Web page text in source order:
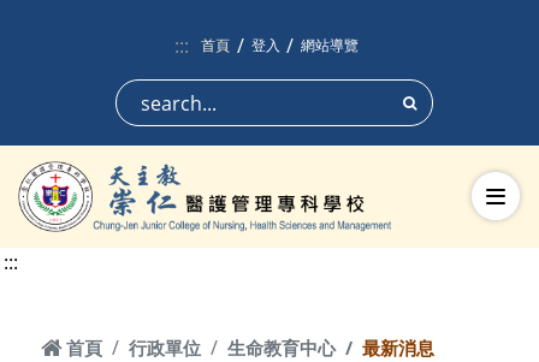
:::
首頁 登入 網站導覽
搜尋
切換
:::
首頁
首頁 行政單位 生命教育中心 最新消息